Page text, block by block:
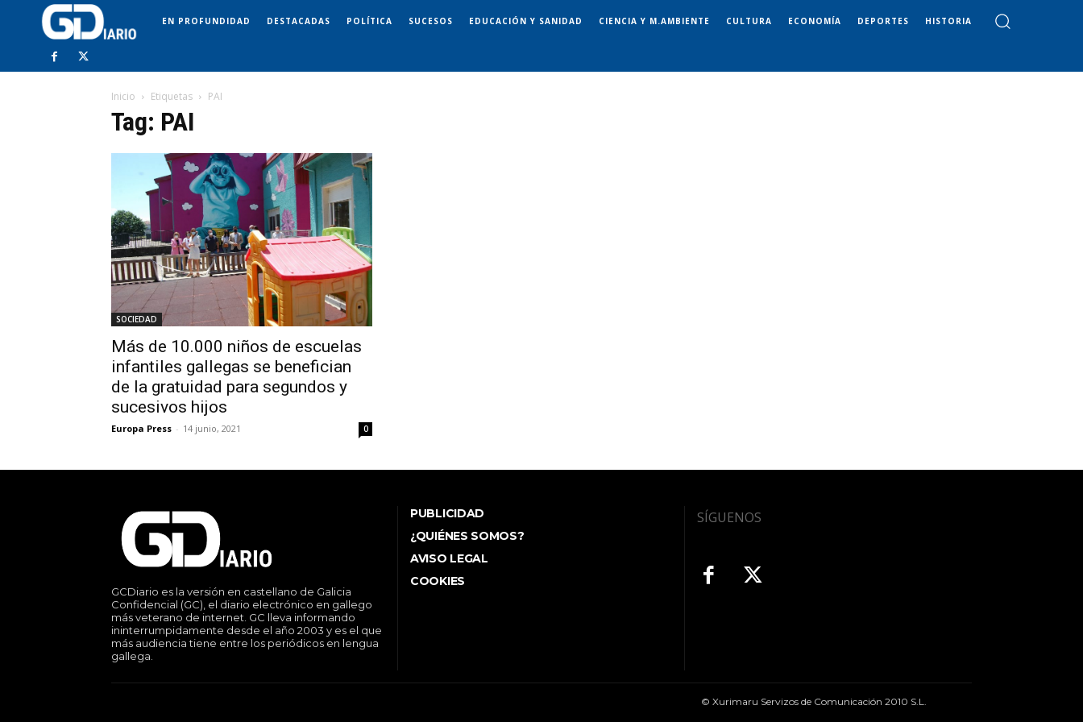
EN PROFUNDIDAD DESTACADAS POLÍTICA SUCESOS EDUCACIÓN Y SANIDAD CIENCIA Y M.AMBIENTE CULTURA ECONOMÍA DEPORTES HISTORIA
Inicio Etiquetas PAI
Tag: PAI
SOCIEDAD
Más de 10.000 niños de escuelas
infantiles gallegas se benefician
de la gratuidad para segundos y
sucesivos hijos
Europa Press - 14 junio, 2021 0
GCDiario es la versión en castellano de Galicia
Confidencial (GC), el diario electrónico en gallego
más veterano de internet. GC lleva informando
ininterrumpidamente desde el año 2003 y es el que
más audiencia tiene entre los periódicos en lengua
gallega.
PUBLICIDAD
¿QUIÉNES SOMOS?
AVISO LEGAL
COOKIES
SÍGUENOS
© Xurimaru Servizos de Comunicación 2010 S.L.